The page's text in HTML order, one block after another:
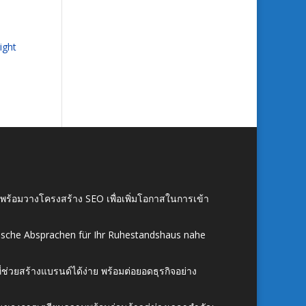
อมวางโครงสร้าง SEO เพื่อเพิ่มโอกาสในการเข้า
Absprachen für Ihr Ruhestandshaus nahe
วยสร้างแบรนด์ได้ง่าย พร้อมต่อยอดธุรกิจอย่าง